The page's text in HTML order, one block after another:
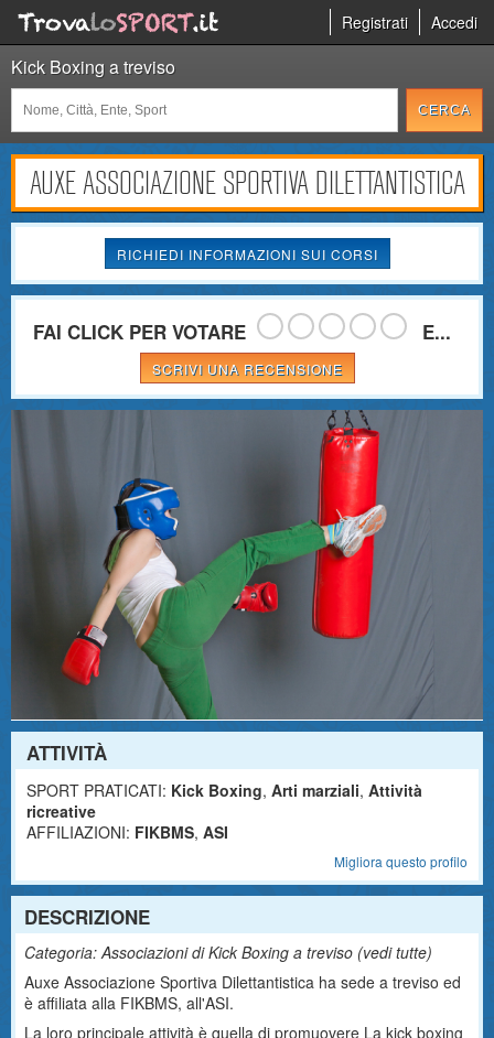
Registrati Accedi
Kick Boxing a treviso
AUXE ASSOCIAZIONE SPORTIVA DILETTANTISTICA
RICHIEDI INFORMAZIONI SUI CORSI
FAI CLICK PER VOTARE E...
SCRIVI UNA RECENSIONE
ATTIVITÀ
SPORT PRATICATI: Kick Boxing, Arti marziali, Attività
ricreative
AFFILIAZIONI: FIKBMS, ASI
Migliora questo profilo
DESCRIZIONE
Categoria: Associazioni di Kick Boxing a treviso (vedi tutte)
Auxe Associazione Sportiva Dilettantistica ha sede a treviso ed
è affiliata alla FIKBMS, all'ASI.
La loro principale attività è quella di promuovere La kick boxing